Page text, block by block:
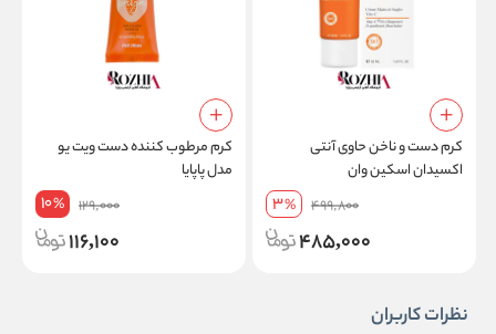
کرم دست و ناخن حاوی آنتی
اکسیدان اسکین وان
499,800
3%
485,000
کرم مرطوب کننده دست ویت یو
مدل پاپایا
129,000
10%
116,100
نظرات کاربران